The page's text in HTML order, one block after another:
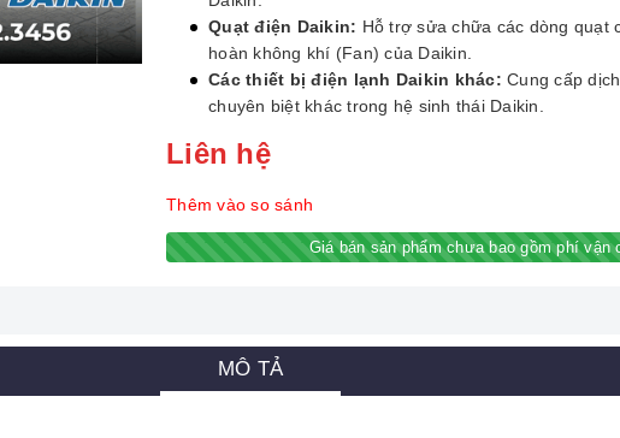
Quạt điện Daikin: Hỗ trợ sửa chữa các dòng quạt
hoàn không khí (Fan) của Daikin.
Các thiết bị điện lạnh Daikin khác: Cung cấp
chuyên biệt khác trong hệ sinh thái Daikin.
Liên hệ
Thêm vào so sánh
Giá bán sản phẩm chưa bao gồm phí vận
MÔ TẢ